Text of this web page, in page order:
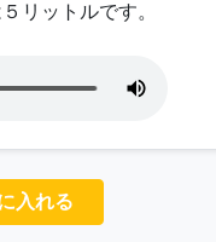
リットルです。
入れる